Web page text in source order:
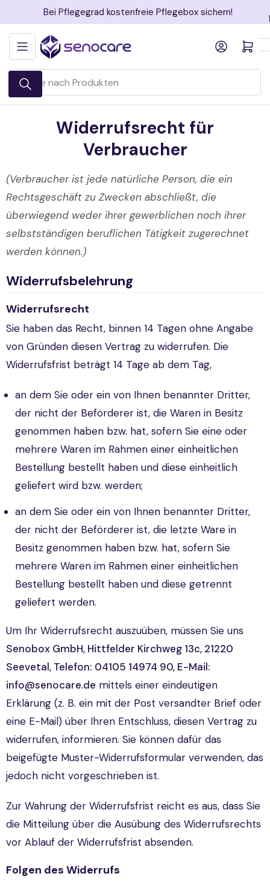
Inhalt
springen
Bei Pflegegrad kostenfreie Pflegebox sichern!
Suche
nach
Produkten
AnmeldenMini-Warenkorb
Widerrufsrecht für
Verbraucher
(Verbraucher ist jede natürliche Person, die ein
Rechtsgeschäft zu Zwecken abschließt, die
überwiegend weder ihrer gewerblichen noch ihrer
selbstständigen beruflichen Tätigkeit zugerechnet
werden können.)
Widerrufsbelehrung
Widerrufsrecht
Sie haben das Recht, binnen 14 Tagen ohne Angabe
von Gründen diesen Vertrag zu widerrufen. Die
Widerrufsfrist beträgt 14 Tage ab dem Tag,
an dem Sie oder ein von Ihnen benannter Dritter,
der nicht der Beförderer ist, die Waren in Besitz
genommen haben bzw. hat, sofern Sie eine oder
mehrere Waren im Rahmen einer einheitlichen
Bestellung bestellt haben und diese einheitlich
geliefert wird bzw. werden;
an dem Sie oder ein von Ihnen benannter Dritter,
der nicht der Beförderer ist, die letzte Ware in
Besitz genommen haben bzw. hat, sofern Sie
mehrere Waren im Rahmen einer einheitlichen
Bestellung bestellt haben und diese getrennt
geliefert werden.
Um Ihr Widerrufsrecht auszuüben, müssen Sie uns
Senobox GmbH, Hittfelder Kirchweg 13c, 21220
Seevetal, Telefon: 04105 14974 90, E-Mail:
info@senocare.de mittels einer eindeutigen
Erklärung (z. B. ein mit der Post versandter Brief oder
eine E-Mail) über Ihren Entschluss, diesen Vertrag zu
widerrufen, informieren. Sie können dafür das
beigefügte Muster-Widerrufsformular verwenden, das
jedoch nicht vorgeschrieben ist.
Zur Wahrung der Widerrufsfrist reicht es aus, dass Sie
die Mitteilung über die Ausübung des Widerrufsrechts
vor Ablauf der Widerrufsfrist absenden.
Folgen des Widerrufs